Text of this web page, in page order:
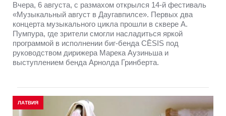
Вчера, 6 августа, с размахом открылся 14-й фестиваль
«Музыкальный август в Даугавпилсе». Первых два
концерта музыкального цикла прошли в сквере А.
Пумпура, где зрители смогли насладиться яркой
программой в исполнении биг-бенда CĒSIS под
руководством дирижера Марека Аузиньша и
выступлением бенда Арнолда Гринберта.
ЛАТВИЯ